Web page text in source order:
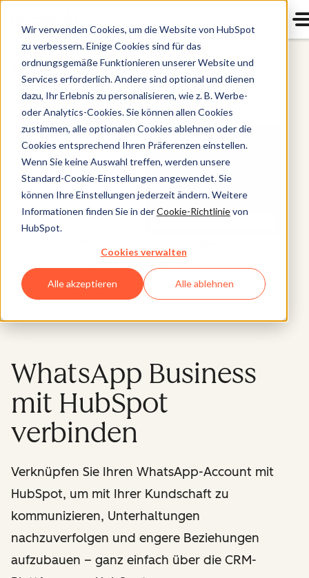
Wir verwenden Cookies, um die Website von HubSpot
zu verbessern. Einige Cookies sind für das
ordnungsgemäße Funktionieren unserer Website und
Services erforderlich. Andere sind optional und dienen
dazu, Ihr Erlebnis zu personalisieren, wie z. B. Werbe-
oder Analytics-Cookies. Sie können allen Cookies
zustimmen, alle optionalen Cookies ablehnen oder die
Cookies entsprechend Ihren Präferenzen einstellen.
Wenn Sie keine Auswahl treffen, werden unsere
Standard-Cookie-Einstellungen angewendet. Sie
können Ihre Einstellungen jederzeit ändern. Weitere
Informationen finden Sie in derCookie-Richtlinievon
HubSpot.
Cookies verwalten
Alle akzeptieren Alle ablehnen
Alle Produkte
WhatsApp Business
mit HubSpot
verbinden
Verknüpfen Sie Ihren WhatsApp-Account mit
HubSpot, um mit Ihrer Kundschaft zu
kommunizieren, Unterhaltungen
nachzuverfolgen und engere Beziehungen
aufzubauen – ganz einfach über die CRM-